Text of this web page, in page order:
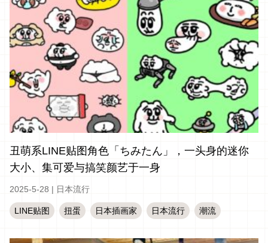
丑萌系LINE贴图角色「ちみたん」，一头身的迷你
大小、集可爱与搞笑颜艺于一身
2025-5-28 | 日本流行
LINE贴图 扭蛋 日本插画家 日本流行 潮流